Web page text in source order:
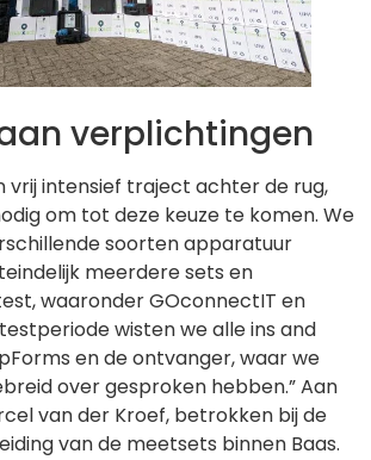
verplichtingen
vrij intensief traject achter de rug,
om tot deze keuze te komen. We
soorten apparatuur
meerdere sets en
waaronder GOconnectIT en
wisten we alle ins and
en de ontvanger, waar we
over gesproken hebben.” Aan
van der Kroef, betrokken bij de
van de meetsets binnen Baas.